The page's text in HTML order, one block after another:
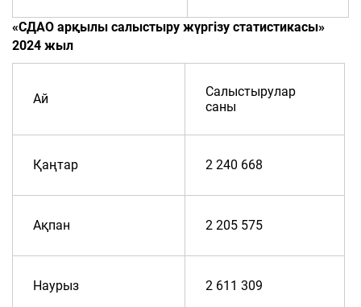
«СДАО арқылы салыстыру жүргізу статистикасы»
2024 жыл
Ай
Салыстырулар
саны
Қаңтар 2 240 668
Ақпан 2 205 575
Наурыз 2 611 309